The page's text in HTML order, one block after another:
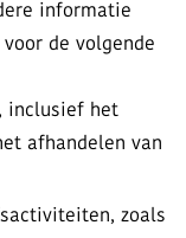
informatie
de volgende
inclusief het
afhandelen van
zoals